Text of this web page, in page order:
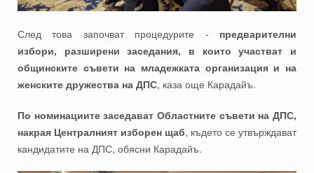
След това започват процедурите - предварителни
избори, разширени заседания, в които участват и
общинските съвети на младежката организация и на
женските дружества на ДПС, каза още Карадайъ.
По номинациите заседават Областните съвети на ДПС,
накрая Централният изборен щаб, където се утвърждават
кандидатите на ДПС, обясни Карадайъ.